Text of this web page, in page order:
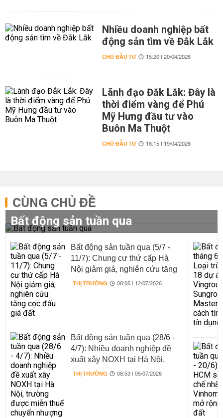
Nhiều doanh nghiệp bất
động sản tìm về Đắk Lắk
CHỦ ĐẦU TƯ 15:20 | 20/04/2026
Lãnh đạo Đắk Lắk: Đây là
thời điểm vàng để Phú
Mỹ Hưng đầu tư vào
Buôn Ma Thuột
CHỦ ĐẦU TƯ 18:15 | 19/04/2026
CÙNG CHỦ ĐỀ
Bất động sản tuần qua
Bất động sản tuần qua (5/7 -
11/7): Chung cư thứ cấp Hà
Nội giảm giá, nghiên cứu tăng
cọc đấu giá đất
THỊ TRƯỜNG 08:05 | 12/07/2026
Bất động sản tuần qua (28/6 -
4/7): Nhiều doanh nghiệp đề
xuất xây NOXH tại Hà Nội,
trường được miễn thuế chuyển
THỊ TRƯỜNG 08:53 | 05/07/2026